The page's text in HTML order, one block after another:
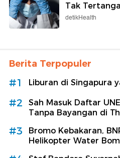
Tak
detikHealth
Berita Terpopuler
#1 Liburan di Singapura
#2
Sah Masuk Daftar
Tanpa Bayangan di
#3
Bromo Kebakaran,
Helikopter Water